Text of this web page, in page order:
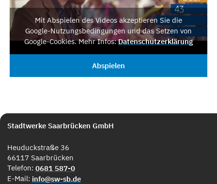
Mit Abspielen des Videos akzeptieren Sie die
Google-Nutzungsbedingungen und das Setzen von
Google-Cookies. Mehr Infos:Datenschutzerklärung
Abspielen
Stadtwerke Saarbrücken GmbH
Heuduckstraße 36
66117 Saarbrücken
Telefon: 0681 587-0
E-Mail: info@sw-sb.de